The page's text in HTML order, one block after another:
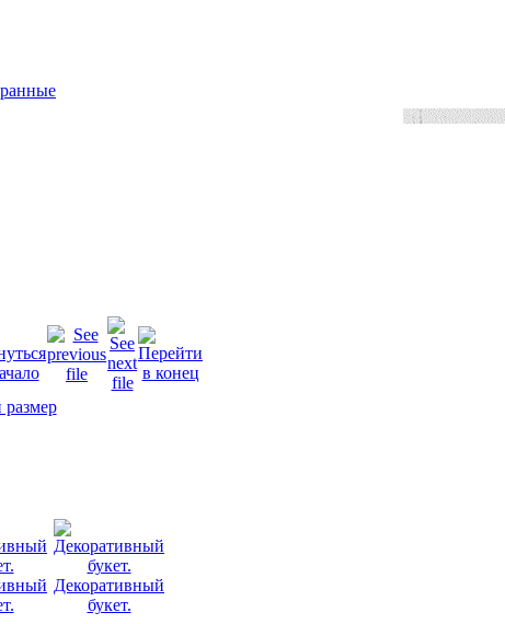
Декоративный
букет.